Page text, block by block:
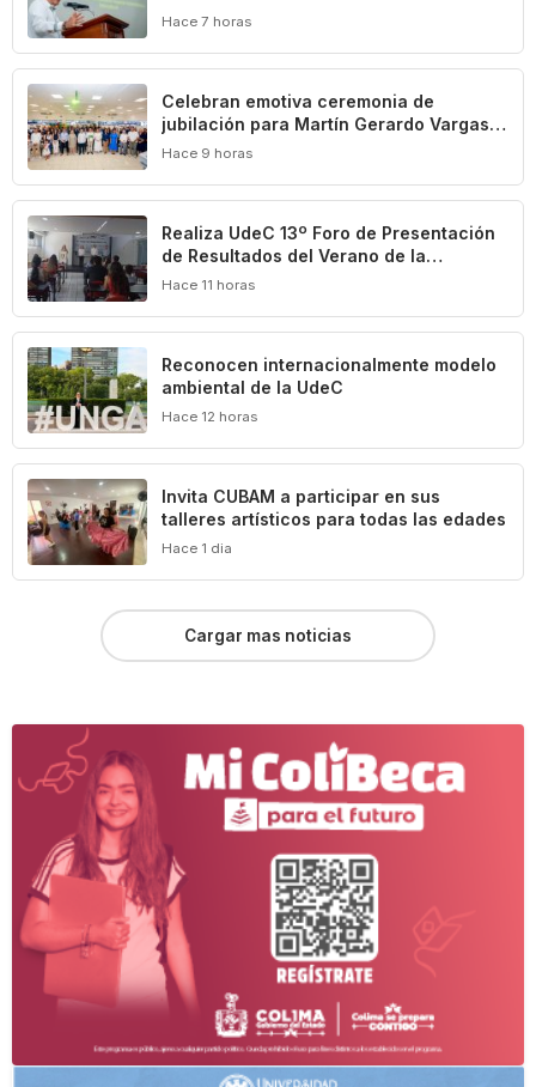
Universidad: Carlos Iván Moreno
Hace 7 horas
Celebran emotiva ceremonia de
jubilación para Martín Gerardo Vargas
Elizondo
Hace 9 horas
Realiza UdeC 13º Foro de Presentación
de Resultados del Verano de la
Investigación
Hace 11 horas
Reconocen internacionalmente modelo
ambiental de la UdeC
Hace 12 horas
Invita CUBAM a participar en sus
talleres artísticos para todas las edades
Hace 1 dia
Cargar mas noticias